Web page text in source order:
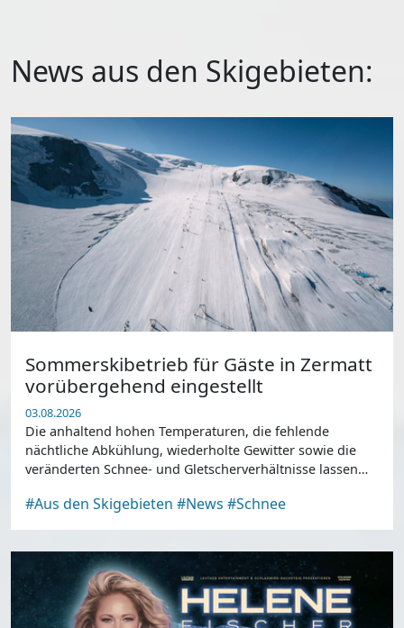
News aus den Skigebieten:
Sommerskibetrieb für Gäste in Zermatt
vorübergehend eingestellt
03.08.2026
Die anhaltend hohen Temperaturen, die fehlende
nächtliche Abkühlung, wiederholte Gewitter sowie die
veränderten Schnee- und Gletscherverhältnisse lassen
für Gäste derzeit nicht mehr zu.
#Aus den Skigebieten #News #Schnee